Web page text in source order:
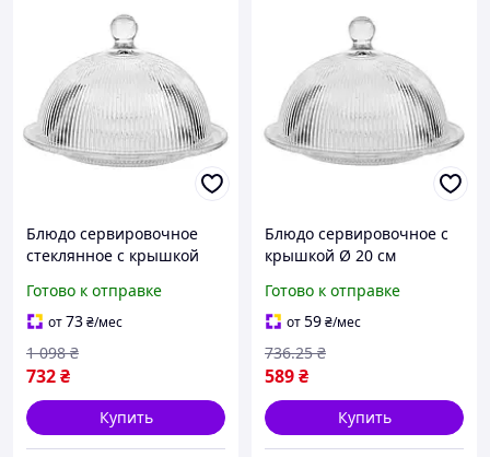
Блюдо сервировочное
стеклянное с крышкой
десертов и фруктов
прозрачное FK-4331
Готово к отправке
от73₴/мес
732₴
1 098 ₴
Купить
Блюдо сервировочное с
крышкой Ø 20 см
для десертов, выпечки,
фруктов HP-YH-43
Готово к отправке
от59₴/мес
589₴
736.25 ₴
Купить